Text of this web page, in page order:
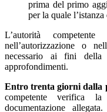
prima del primo
per la quale
L’autorità
nell’autorizzazione o
necessario ai fini della
approfondimenti.
Entro trenta giorni dalla
competente verifica
documentazione